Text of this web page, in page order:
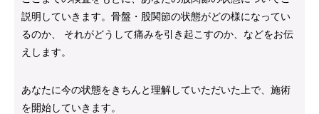
説明していきます。骨盤・股関節の状態がどの様になってい
るのか、 それがどうして痛みを引き起こすのか、などをお伝
えします。
あなたに今の状態をきちんと理解していただいた上で、施術
を開始していきます。